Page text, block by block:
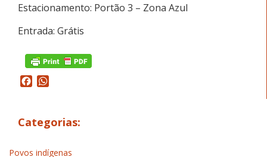
Estacionamento: Portão 3 – Zona Azul
Entrada: Grátis
Facebook
Categorias:
Povos indígenas